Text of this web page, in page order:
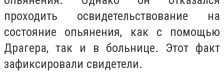
проходить освидетельствование на
состояние опьянения, как с помощью
Драгера, так и в больнице. Этот факт
зафиксировали свидетели.